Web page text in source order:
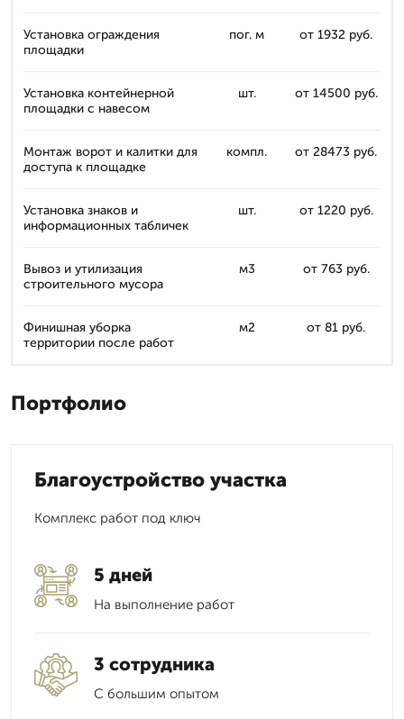
Установка ограждения
площадки
пог. м от 1932 руб.
Установка контейнерной
площадки с навесом
шт. от 14500 руб.
Монтаж ворот и калитки для
доступа к площадке
компл. от 28473 руб.
Установка знаков и
информационных табличек
шт. от 1220 руб.
Вывоз и утилизация
строительного мусора
м3 от 763 руб.
Финишная уборка
территории после работ
м2 от 81 руб.
Портфолио
Благоустройство участка
Комплекс работ под ключ
5 дней
На выполнение работ
3 сотрудника
С большим опытом